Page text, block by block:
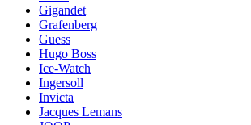
Gigandet
Grafenberg
Guess
Hugo Boss
Ice-Watch
Ingersoll
Invicta
Jacques Lemans